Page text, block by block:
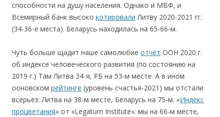
способности на душу населения. Однако и МВФ, и
Всемирный банк высоко котировали Литву 2020-2021 гг.
(34-36-е места). Беларусь находилась на 65-66-м.
Чуть больше щадит наше самолюбие отчёт ООН 2020 г.
об индексе человеческого развития (по состоянию на
2019 г.) Там Литва 34-я, РБ на 53-м месте. А в ином
ооновском рейтинге (уровень счастья-2021) мы отстали
всерьёз: Литва на 38-м месте, Беларусь на 75-м. «Индекс
процветания» от «Legatum Institute»: мы на 66-м месте,